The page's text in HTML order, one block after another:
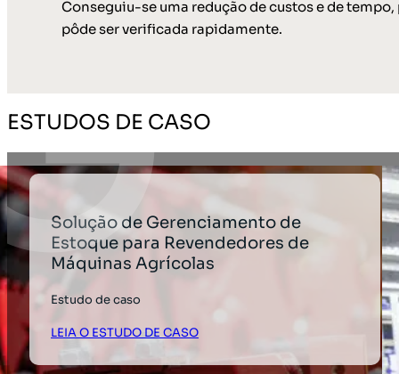
Conseguiu-se uma redução de custos e de
pôde ser verificada rapidamente.
ESTUDOS DE CASO
Solução de Gerenciamento de
Estoque para Revendedores de
Máquinas Agrícolas
Estudo de caso
LEIA O ESTUDO DE CASO